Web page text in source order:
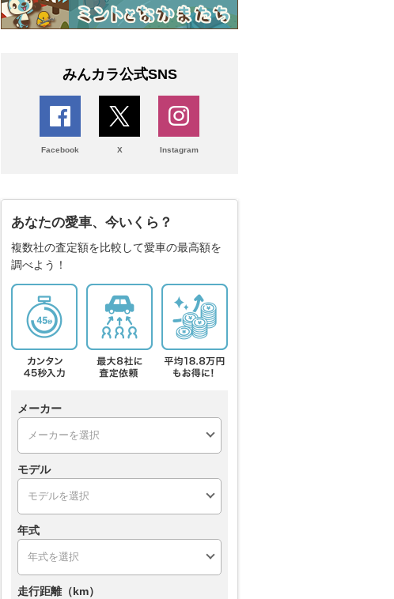
みんカラ公式SNS
Facebook X Instagram
あなたの愛車、今いくら？
複数社の査定額を比較して愛車の最高額を
調べよう！
メーカー
モデル
年式
走行距離（km）